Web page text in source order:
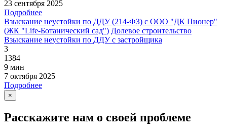
23 сентября 2025
Подробнее
Взыскание неустойки по ДДУ (214-ФЗ) с ООО "ДК Пионер"
(ЖК "Life-Ботанический сад") Долевое строительство
Взыскание неустойки по ДДУ с застройщика
3
1384
9 мин
7 октября 2025
Подробнее
×
Расскажите нам о своей проблеме